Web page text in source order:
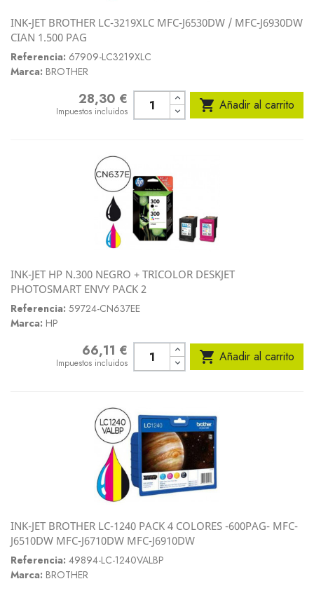
INK-JET BROTHER LC-3219XLC MFC-J6530DW / MFC-J6930DW
CIAN 1.500 PAG
Referencia: 67909-LC3219XLC
Marca: BROTHER
Precio28,30 €
Impuestos incluidos  Añadir al carrito
INK-JET HP N.300 NEGRO + TRICOLOR DESKJET
PHOTOSMART ENVY PACK 2
Referencia: 59724-CN637EE
Marca: HP
66,11 €
Impuestos incluidos  Añadir al carrito
INK-JET BROTHER LC-1240 PACK 4 COLORES -600PAG- MFC-
J6510DW MFC-J6710DW MFC-J6910DW
Referencia: 49894-LC-1240VALBP
Marca: BROTHER